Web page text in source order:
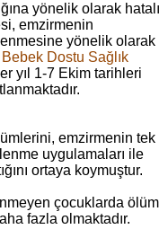
yönelik olarak hatalı
emzirmenin
yönelik olarak
Dostu Sağlık
yıl 1-7 Ekim tarihleri
emzirmenin tek
uygulamaları ile
ortaya koymuştur.
çocuklarda ölüm
fazla olmaktadır.